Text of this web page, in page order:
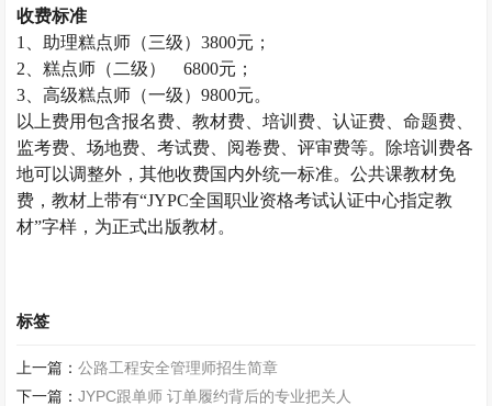
收费标准
1、助理糕点师 （三级）3800元；
2、糕点师 （二级） 6800元；
3、高级糕点师 （一级）9800元。
以上费用包含报名费、教材费、培训费、认证费、命题费、
监考费、场地费、考试费、阅卷费、评审费等。除培训费各
地可以调整外，其他收费国内外统一标准。公共课教材免
费，教材上带有“JYPC全国职业资格考试认证中心指定教
材”字样，为正式出版教材。
标签
上一篇：公路工程安全管理师招生简章
下一篇：JYPC跟单师 订单履约背后的专业把关人